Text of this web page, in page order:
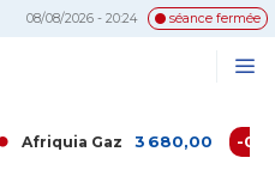
08/08/2026 - 20:24 séance fermée
Gaz 3 680,00 -0,16 %